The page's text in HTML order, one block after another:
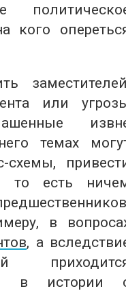
кого
или
темах
то есть
в
, а
в истории